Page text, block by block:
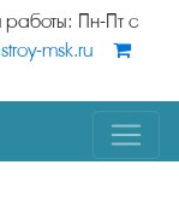
работы: Пн-Пт с
msk.ru